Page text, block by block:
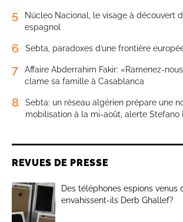
5
Núcleo Nacional, le visage à découvert
espagnol
6 Sebta, paradoxes d’une frontière
7
Affaire Abderrahim Fakir: «Ramenez-
clame sa famille à Casablanca
8
Sebta: un réseau algérien prépare une
mobilisation à la mi-août, alerte Stefano
REVUES DE PRESSE
Des téléphones espions venus
envahissent-ils Derb Ghallef?